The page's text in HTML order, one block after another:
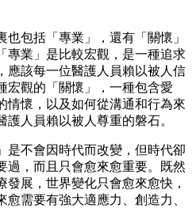
包括「專業」，還有「關懷」
專業」是比較宏觀，是一種追求
應該每一位醫護人員賴以被人信
宏觀的「關懷」，一種包含愛
情懷，以及如何從溝通和行為來
人員賴以被人尊重的磐石。
是不會因時代而改變，但時代卻
過，而且只會愈來愈重要。既然
展，世界變化只會愈來愈快，
需要有強大適應力、創造力、